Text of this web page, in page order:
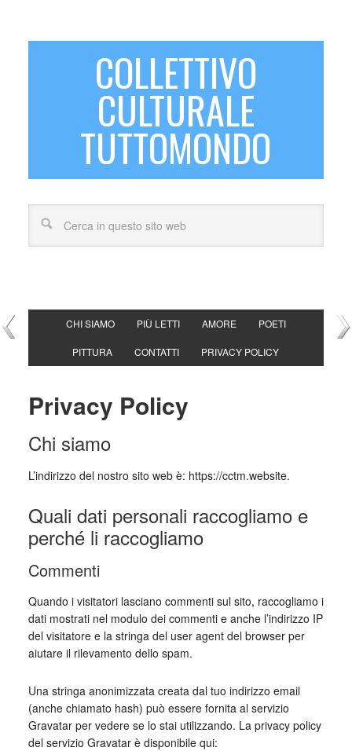
COLLETTIVO
CULTURALE
TUTTOMONDO
CHI SIAMO PIÙ LETTI AMORE POETI
PITTURA CONTATTI PRIVACY POLICY
Privacy Policy
Chi siamo
L’indirizzo del nostro sito web è: https://cctm.website.
Quali dati personali raccogliamo e
perché li raccogliamo
Commenti
Quando i visitatori lasciano commenti sul sito, raccogliamo i
dati mostrati nel modulo dei commenti e anche l’indirizzo IP
del visitatore e la stringa del user agent del browser per
aiutare il rilevamento dello spam.
Una stringa anonimizzata creata dal tuo indirizzo email
(anche chiamato hash) può essere fornita al servizio
Gravatar per vedere se lo stai utilizzando. La privacy policy
del servizio Gravatar è disponibile qui: